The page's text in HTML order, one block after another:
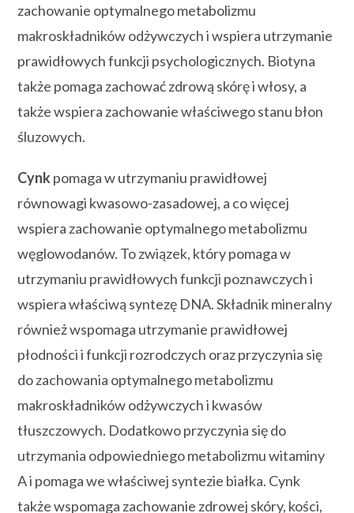
zachowanie optymalnego metabolizmu
makroskładników odżywczych i wspiera utrzymanie
prawidłowych funkcji psychologicznych. Biotyna
także pomaga zachować zdrową skórę i włosy, a
także wspiera zachowanie właściwego stanu błon
śluzowych.
Cynkpomaga w utrzymaniu prawidłowej
równowagi kwasowo-zasadowej, a co więcej
wspiera zachowanie optymalnego metabolizmu
węglowodanów. To związek, który pomaga w
utrzymaniu prawidłowych funkcji poznawczych i
wspiera właściwą syntezę DNA. Składnik mineralny
również wspomaga utrzymanie prawidłowej
płodności i funkcji rozrodczych oraz przyczynia się
do zachowania optymalnego metabolizmu
makroskładników odżywczych i kwasów
tłuszczowych. Dodatkowo przyczynia się do
utrzymania odpowiedniego metabolizmu witaminy
A i pomaga we właściwej syntezie białka. Cynk
także wspomaga zachowanie zdrowej skóry, kości,